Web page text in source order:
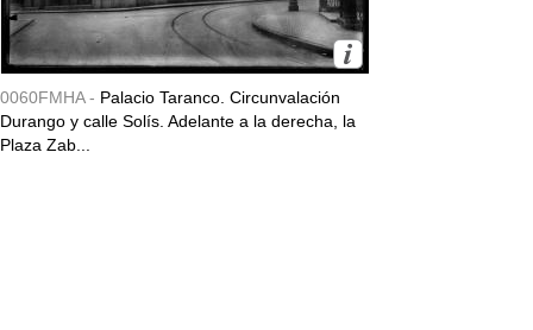
0060FMHA - Palacio Taranco. Circunvalación
Durango y calle Solís. Adelante a la derecha, la
Plaza Zab...